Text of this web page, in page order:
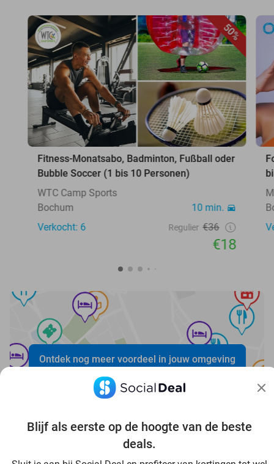
Blijf als eerste op de hoogte van de beste
deals.
50%
Fitness-Monatsabo, Badminton, Fußball oder
Bubble Soccer (1 bis 10 Personen)
WTC Camp Sports
Bochum
10 min.
Verkocht: 6
Regulier €36
€18
Ontdek nog meer voordeel in jouw omgeving